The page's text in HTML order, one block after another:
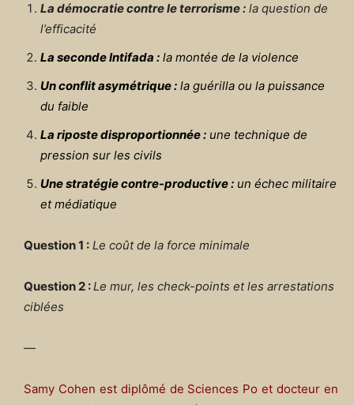
La démocratie contre le terrorisme : la question de
l’efficacité
La seconde Intifada : la montée de la violence
Un conflit asymétrique : la guérilla ou la puissance
du faible
La riposte disproportionnée : une technique de
pression sur les civils
Une stratégie contre-productive : un échec militaire
et médiatique
Question 1 : Le coût de la force minimale
Question 2 :Le mur, les check-points et les arrestations
ciblées
—
Samy Cohen est diplômé de Sciences Po et docteur en